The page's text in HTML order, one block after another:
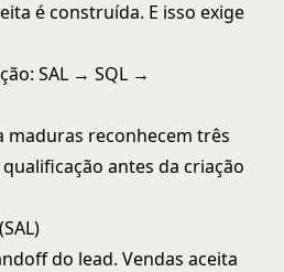
é construída. E isso exige
SAL → SQL →
maduras reconhecem três
antes da criação
do lead. Vendas aceita